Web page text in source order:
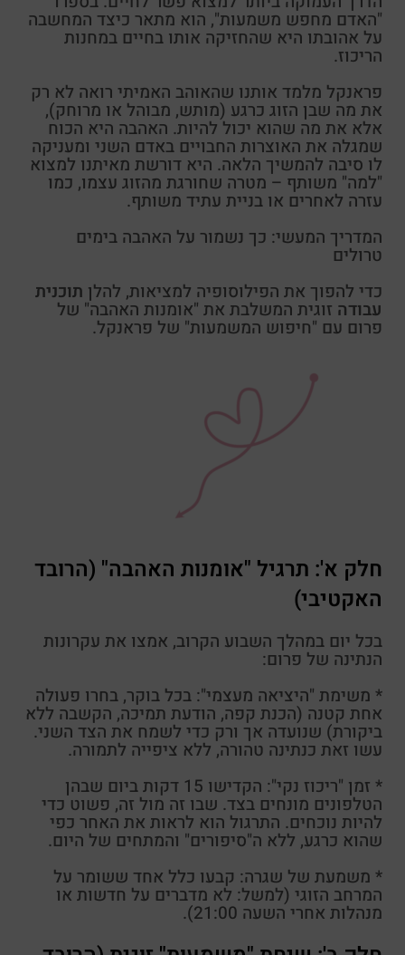
"האדם מחפש משמעות", הוא מתאר כיצד המחשבה
על אהובתו היא שהחזיקה אותו בחיים במחנות
הריכוז.
פראנקל מלמד אותנו שהאוהב האמיתי רואה לא רק
את מה שבן הזוג כרגע (מותש, מבוהל או מרוחק),
אלא את מה שהוא יכול להיות. האהבה היא הכוח
שמגלה את האוצרות החבויים באדם השני ומעניקה
לו סיבה להמשיך הלאה. היא דורשת מאיתנו למצוא
"למה" משותף – מטרה שחורגת מהזוג עצמו, כמו
עזרה לאחרים או בניית עתיד משותף.
המדריך המעשי: כך נשמור על האהבה בימים
טרולים
כדי להפוך את הפילוסופיה למציאות, להלן תוכנית
עבודה זוגית המשלבת את "אומנות האהבה" של
פרום עם "חיפוש המשמעות" של פראנקל.
חלק א': תרגיל "אומנות האהבה" (הרובד
האקטיבי)
בכל יום במהלך השבוע הקרוב, אמצו את עקרונות
הנתינה של פרום:
* משימת "היציאה מעצמי": בכל בוקר, בחרו פעולה
אחת קטנה (הכנת קפה, הודעת תמיכה, הקשבה ללא
ביקורת) שנועדה אך ורק כדי לשמח את הצד השני.
עשו זאת כנתינה טהורה, ללא ציפייה לתמורה.
* זמן "ריכוז נקי": הקדישו 15 דקות ביום שבהן
הטלפונים מונחים בצד. שבו זה מול זה, פשוט כדי
להיות נוכחים. התרגול הוא לראות את האחר כפי
שהוא כרגע, ללא ה"סיפורים" והמתחים של היום.
* משמעת של שגרה: קבעו כלל אחד ששומר על
המרחב הזוגי (למשל: לא מדברים על חדשות או
מנהלות אחרי השעה 21:00).